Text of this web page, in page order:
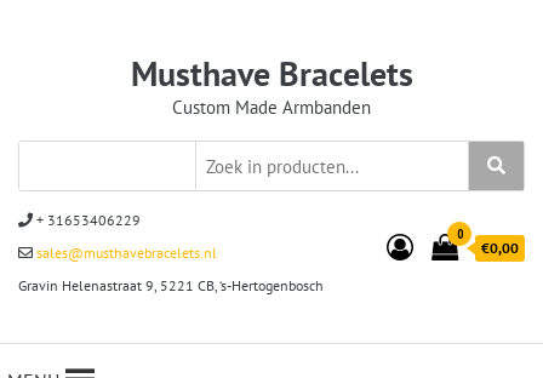
Musthave Bracelets
Custom Made Armbanden
+ 31653406229
sales@musthavebracelets.nl
Gravin Helenastraat 9, 5221 CB, ‘s-Hertogenbosch
0
€0,00